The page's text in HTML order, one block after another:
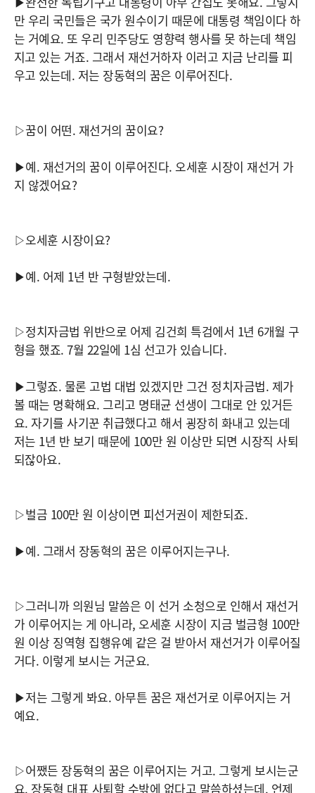
만 우리 국민들은 국가 원수이기 때문에 대통령 책임이다 하
는 거예요. 또 우리 민주당도 영향력 행사를 못 하는데 책임
지고 있는 거죠. 그래서 재선거하자 이러고 지금 난리를 피
우고 있는데. 저는 장동혁의 꿈은 이루어진다.
▷꿈이 어떤. 재선거의 꿈이요?
▶예. 재선거의 꿈이 이루어진다. 오세훈 시장이 재선거 가
지 않겠어요?
▷오세훈 시장이요?
▶예. 어제 1년 반 구형받았는데.
▷정치자금법 위반으로 어제 김건희 특검에서 1년 6개월 구
형을 했죠. 7월 22일에 1심 선고가 있습니다.
▶그렇죠. 물론 고법 대법 있겠지만 그건 정치자금법. 제가
볼 때는 명확해요. 그리고 명태균 선생이 그대로 안 있거든
요. 자기를 사기꾼 취급했다고 해서 굉장히 화내고 있는데
저는 1년 반 보기 때문에 100만 원 이상만 되면 시장직 사퇴
되잖아요.
▷벌금 100만 원 이상이면 피선거권이 제한되죠.
▶예. 그래서 장동혁의 꿈은 이루어지는구나.
▷그러니까 의원님 말씀은 이 선거 소청으로 인해서 재선거
가 이루어지는 게 아니라, 오세훈 시장이 지금 벌금형 100만
원 이상 징역형 집행유예 같은 걸 받아서 재선거가 이루어질
거다. 이렇게 보시는 거군요.
▶저는 그렇게 봐요. 아무튼 꿈은 재선거로 이루어지는 거
예요.
▷어쨌든 장동혁의 꿈은 이루어지는 거고. 그렇게 보시는군
요. 장동혁 대표 사퇴할 수밖에 없다고 말씀하셨는데. 언제